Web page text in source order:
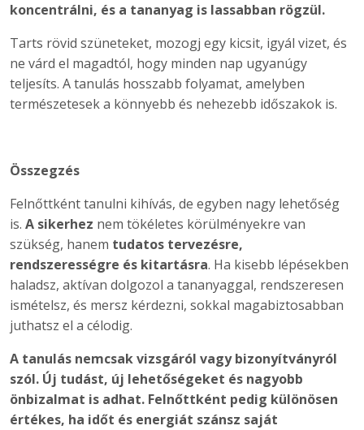
koncentrálni, és a tananyag is lassabban rögzül.
Tarts rövid szüneteket, mozogj egy kicsit, igyál vizet, és
ne várd el magadtól, hogy minden nap ugyanúgy
teljesíts. A tanulás hosszabb folyamat, amelyben
természetesek a könnyebb és nehezebb időszakok is.
Összegzés
Felnőttként tanulni kihívás, de egyben nagy lehetőség
is. A sikerhez nem tökéletes körülményekre van
szükség, hanem tudatos tervezésre,
rendszerességre és kitartásra. Ha kisebb lépésekben
haladsz, aktívan dolgozol a tananyaggal, rendszeresen
ismételsz, és mersz kérdezni, sokkal magabiztosabban
juthatsz el a célodig.
A tanulás nemcsak vizsgáról vagy bizonyítványról
szól. Új tudást, új lehetőségeket és nagyobb
önbizalmat is adhat. Felnőttként pedig különösen
értékes, ha időt és energiát szánsz saját